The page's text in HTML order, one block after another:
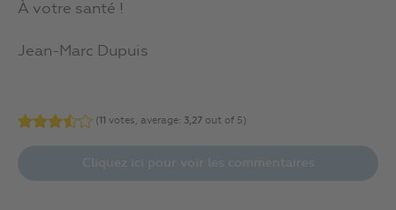
À votre santé !
Jean-Marc Dupuis
(11 votes, average: 3,27 out of 5)